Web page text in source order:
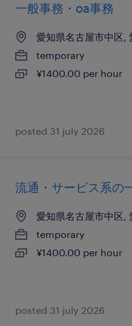
一般事務・oa事務
愛知県名古屋市中区,
temporary
¥1400.00 per hour
posted 31 july 2026
流通・サービス系の
愛知県名古屋市中区,
temporary
¥1400.00 per hour
posted 31 july 2026